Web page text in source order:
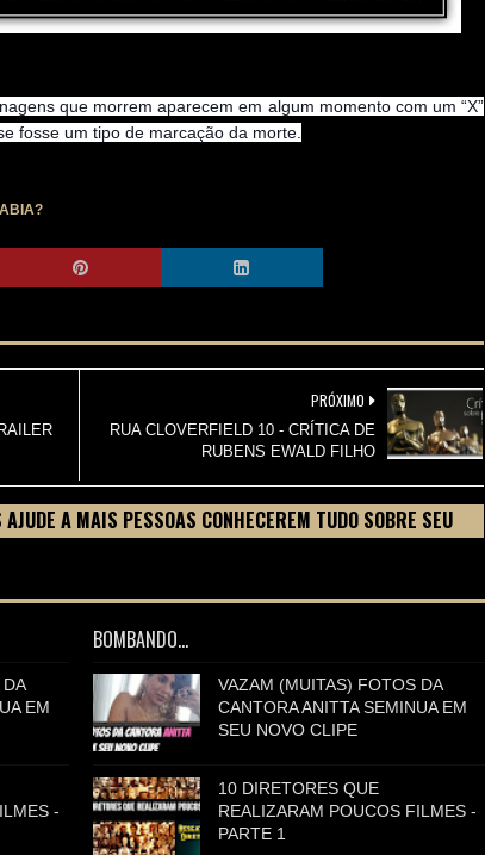
que morrem aparecem em algum momento com um “X”
fosse um tipo de marcação da morte.
PRÓXIMO
RUA CLOVERFIELD 10 - CRÍTICA DE
RUBENS EWALD FILHO
A MAIS PESSOAS CONHECEREM TUDO SOBRE SEU
EM
-
BOMBANDO...
VAZAM (MUITAS) FOTOS DA
CANTORA ANITTA SEMINUA EM
SEU NOVO CLIPE
10 DIRETORES QUE
REALIZARAM POUCOS FILMES -
PARTE 1